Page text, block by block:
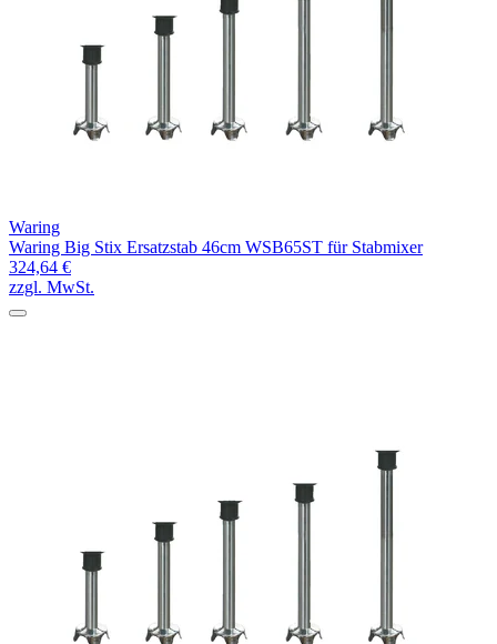
Waring
Waring Big Stix Ersatzstab 46cm WSB65ST für Stabmixer
324,64 €
zzgl. MwSt.